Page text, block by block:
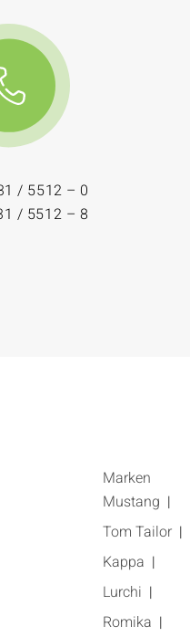
/ 5512 – 0
/ 5512 – 8
Marken
Mustang
Tom Tailor
Kappa
Lurchi
Romika